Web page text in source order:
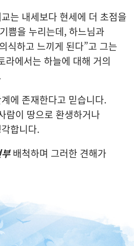
는 내세보다 현세에 더 초점을
쁨을 누리는데, 하느님과
식하고 느끼게 된다”고 그는
라에서는 하늘에 대해 거의
에 존재한다고 믿습니다.
람이 땅으로 환생하거나
합니다.
배척하며 그러한 견해가